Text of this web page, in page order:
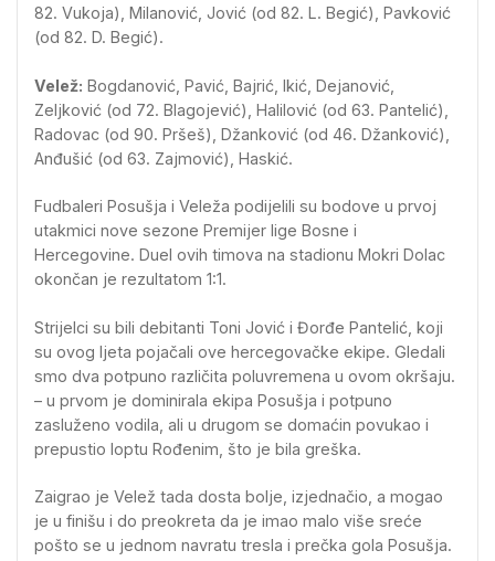
82. Vukoja), Milanović, Jović (od 82. L. Begić), Pavković
(od 82. D. Begić).
Velež: Bogdanović, Pavić, Bajrić, Ikić, Dejanović,
Zeljković (od 72. Blagojević), Halilović (od 63. Pantelić),
Radovac (od 90. Pršeš), Džanković (od 46. Džanković),
Anđušić (od 63. Zajmović), Haskić.
Fudbaleri Posušja i Veleža podijelili su bodove u prvoj
utakmici nove sezone Premijer lige Bosne i
Hercegovine. Duel ovih timova na stadionu Mokri Dolac
okončan je rezultatom 1:1.
Strijelci su bili debitanti Toni Jović i Đorđe Pantelić, koji
su ovog ljeta pojačali ove hercegovačke ekipe. Gledali
smo dva potpuno različita poluvremena u ovom okršaju.
– u prvom je dominirala ekipa Posušja i potpuno
zasluženo vodila, ali u drugom se domaćin povukao i
prepustio loptu Rođenim, što je bila greška.
Zaigrao je Velež tada dosta bolje, izjednačio, a mogao
je u finišu i do preokreta da je imao malo više sreće
pošto se u jednom navratu tresla i prečka gola Posušja.